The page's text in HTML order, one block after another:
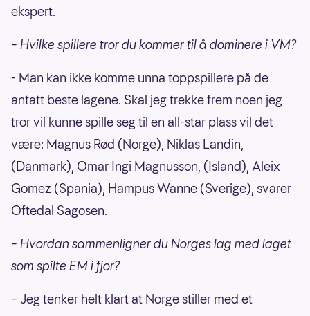
ekspert.
– Hvilke spillere tror du kommer til å dominere i VM?
- Man kan ikke komme unna toppspillere på de
antatt beste lagene. Skal jeg trekke frem noen jeg
tror vil kunne spille seg til en all-star plass vil det
være: Magnus Rød (Norge), Niklas Landin,
(Danmark), Omar Ingi Magnusson, (Island), Aleix
Gomez (Spania), Hampus Wanne (Sverige), svarer
Oftedal Sagosen.
– Hvordan sammenligner du Norges lag med laget
som spilte EM i fjor?
– Jeg tenker helt klart at Norge stiller med et